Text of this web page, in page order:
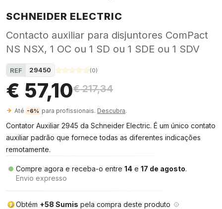
SCHNEIDER ELECTRIC
Contacto auxiliar para disjuntores ComPact
NS NSX, 1 OC ou 1 SD ou 1 SDE ou 1 SDV
REF 29450 (0)
€ 57,10€ 217,34
Até -6% para profissionais. Descubra.
Contator Auxiliar 2945 da Schneider Electric. É um único contato
auxiliar padrão que fornece todas as diferentes indicações
remotamente.
Compre agora e receba-o entre 14 e 17 de agosto.
Envio expresso
Obtém +58 Sumis pela compra deste produto